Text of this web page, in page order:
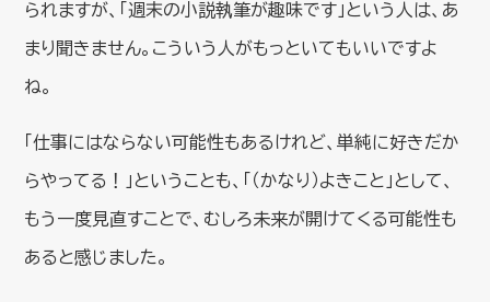
られますが、「週末の小説執筆が趣味です」という人は、あ
まり聞きません。こういう人がもっといてもいいですよ
ね。
「仕事にはならない可能性もあるけれど、単純に好きだか
らやってる！」ということも、「（かなり）よきこと」として、
もう一度見直すことで、むしろ未来が開けてくる可能性も
あると感じました。